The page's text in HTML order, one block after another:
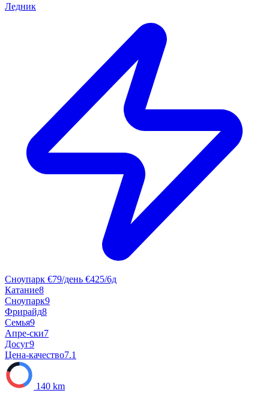
Ледник
Сноупарк €79/день €425/6д
Катание8
Сноупарк9
Фрирайд8
Семья9
Апре-ски7
Досуг9
Цена-качество7.1
140 km